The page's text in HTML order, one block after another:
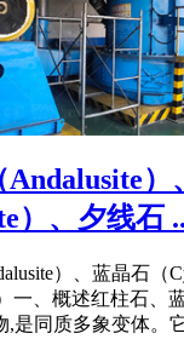
Andalusite）
）、夕线石
）、蓝晶石（
）一、概述红柱石、
,是同质多象变体。